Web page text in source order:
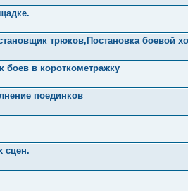
трюков,Постановка боевой
боев в короткометражку
поединков
сцен.